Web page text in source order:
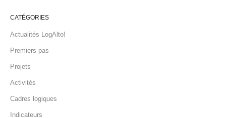
CATÉGORIES
Actualités LogAlto!
Premiers pas
Projets
Activités
Cadres logiques
Indicateurs